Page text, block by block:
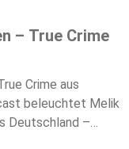
Gepäck. Mal aus
Aber auf jeden Fall
Manja
Tat, sondern
und die
Ideal
– True Crime
Crime aus
beleuchtet Melik
Deutschland –
oft bis heute